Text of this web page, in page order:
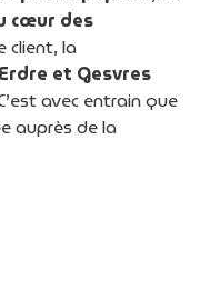
cœur des
client, la
et Gesvres
avec entrain que
auprès de la